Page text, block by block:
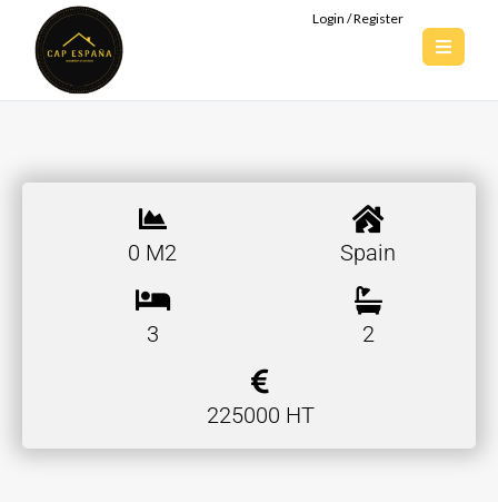
Login / Register
0 M2 Spain
3 2
225000 HT